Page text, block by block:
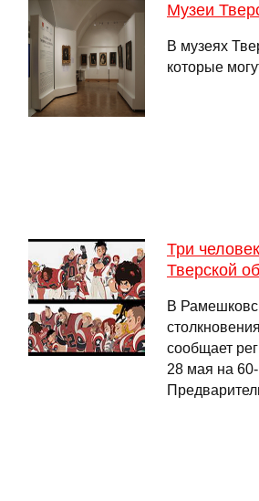
Музеи
В музеях
которые
Три
Тверской
В
сообщает
28 мая на